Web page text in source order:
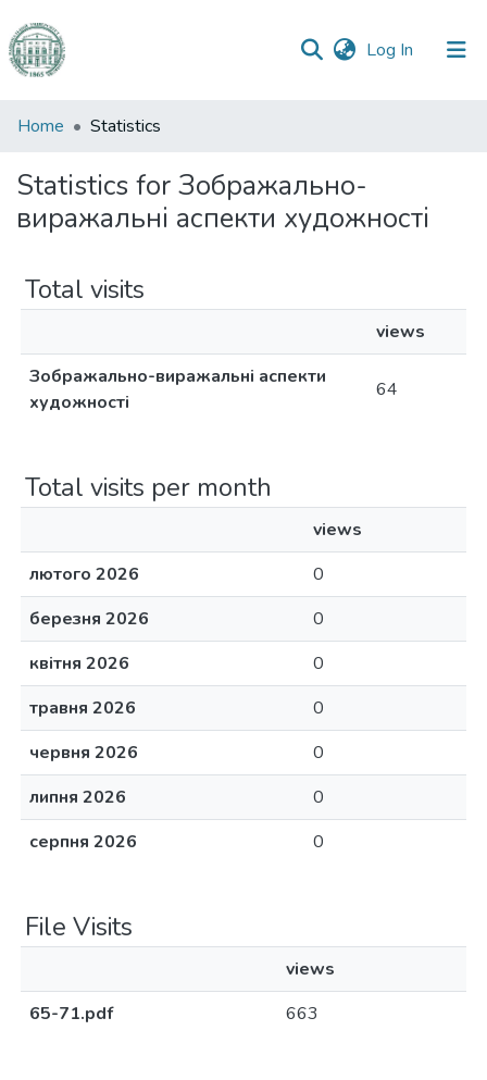
Log In (current)
Communities
Collections
All of DSpace
Home Statistics
Statistics for Зображально-
виражальні аспекти художності
Total visits
views
Зображально-виражальні аспекти
художності
64
Total visits per month
views
лютого 2026
0
березня 2026
0
квітня 2026
0
травня 2026
0
червня 2026
0
липня 2026
0
серпня 2026
0
File Visits
views
65-71.pdf
663